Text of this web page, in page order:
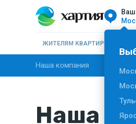
Ваш
ЖИТЕЛЯМ КВАРТИР
Наша компания
Наша